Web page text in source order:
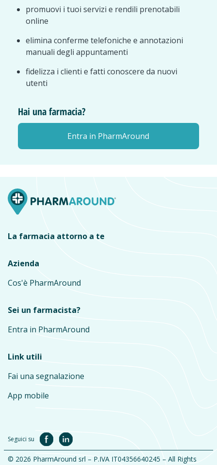
promuovi i tuoi servizi e rendili prenotabili
online
elimina conferme telefoniche e annotazioni
manuali degli appuntamenti
fidelizza i clienti e fatti conoscere da nuovi
utenti
Hai una farmacia?
Entra in PharmAround
La farmacia attorno a te
Azienda
Cos'è PharmAround
Sei un farmacista?
Entra in PharmAround
Link utili
Fai una segnalazione
App mobile
Seguici su
© 2026 PharmAround srl – P.IVA IT04356640245 – All Rights